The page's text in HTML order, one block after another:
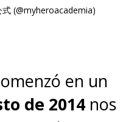
(@myheroacademia)
en un
de 2014 nos